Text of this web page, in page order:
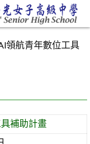
領航青年數位工具
補助計畫